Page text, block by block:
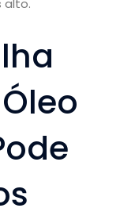
alto.